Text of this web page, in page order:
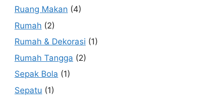
Ruang Makan (4)
Rumah (2)
Rumah & Dekorasi (1)
Rumah Tangga (2)
Sepak Bola (1)
Sepatu (1)